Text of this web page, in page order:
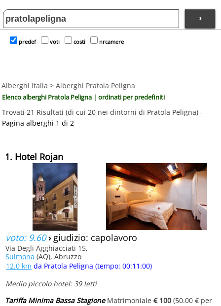
›
predef voti costi nrcamere
Alberghi Italia > Alberghi Pratola Peligna
Elenco alberghi Pratola Peligna | ordinati per predefiniti
Trovati 21 Risultati (di cui 20 nei dintorni di Pratola Peligna) -
Pagina alberghi 1 di 2
1. Hotel Rojan
voto: 9.60› giudizio: capolavoro
Via Degli Agghiacciati 15,
Sulmona (AQ), Abruzzo
12.0 km da Pratola Peligna (tempo: 00:11:00)
Medio piccolo hotel: 39 letti
Tariffa Minima Bassa StagioneMatrimoniale € 100 (50.00 € per